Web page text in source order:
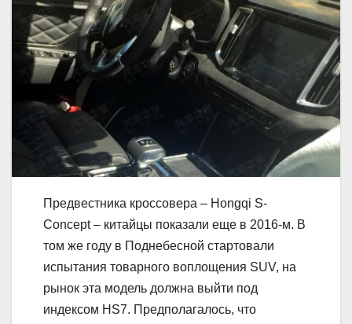
Предвестника кроссовера – Hongqi S-
Concept – китайцы показали еще в 2016-м. В
том же году в Поднебесной стартовали
испытания товарного воплощения SUV, на
рынок эта модель должна выйти под
индексом HS7. Предполагалось, что